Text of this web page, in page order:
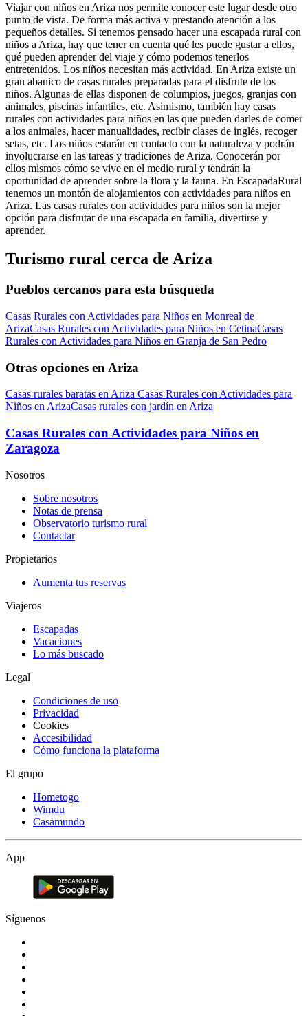
Viajar con niños en Ariza nos permite conocer este lugar desde otro
punto de vista. De forma más activa y prestando atención a los
pequeños detalles. Si tenemos pensado hacer una escapada rural con
niños a Ariza, hay que tener en cuenta qué les puede gustar a ellos,
qué pueden aprender del viaje y cómo podemos tenerlos
entretenidos. Los niños necesitan más actividad. En Ariza existe un
gran abanico de casas rurales preparadas para el disfrute de los
niños. Algunas de ellas disponen de columpios, juegos, granjas con
animales, piscinas infantiles, etc. Asimismo, también hay casas
rurales con actividades para niños en las que pueden darles de comer
a los animales, hacer manualidades, recibir clases de inglés, recoger
setas, etc. Los niños estarán en contacto con la naturaleza y podrán
involucrarse en las tareas y tradiciones de Ariza. Conocerán por
ellos mismos cómo se vive en el medio rural y tendrán la
oportunidad de aprender sobre la flora y la fauna. En EscapadaRural
tenemos un montón de alojamientos con actividades para niños en
Ariza. Las casas rurales con actividades para niños son la mejor
opción para disfrutar de una escapada en familia, divertirse y
aprender.
Turismo rural cerca de Ariza
Pueblos cercanos para esta búsqueda
Casas Rurales con Actividades para Niños en Monreal de
ArizaCasas Rurales con Actividades para Niños en CetinaCasas
Rurales con Actividades para Niños en Granja de San Pedro
Otras opciones en Ariza
Casas rurales baratas en Ariza Casas Rurales con Actividades para
Niños en ArizaCasas rurales con jardín en Ariza
Casas Rurales con Actividades para Niños en
Zaragoza
Nosotros
Sobre nosotros
Notas de prensa
Observatorio turismo rural
Contactar
Propietarios
Aumenta tus reservas
Viajeros
Escapadas
Vacaciones
Lo más buscado
Legal
Condiciones de uso
Privacidad
Cookies
Accesibilidad
Cómo funciona la plataforma
El grupo
Hometogo
Wimdu
Casamundo
App
Síguenos